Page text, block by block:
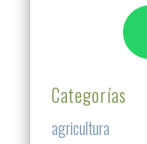
Categorías
agricultura